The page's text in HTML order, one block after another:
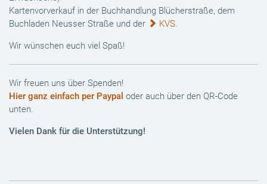
Kartenvorverkauf in der Buchhandlung Blücherstraße, dem
Buchladen Neusser Straße und der
KVS.
Wir wünschen euch viel Spaß!
Wir freuen uns über Spenden!
Hier ganz einfach per Paypal oder auch über den QR-Code
unten.
Vielen Dank für die Unterstützung!